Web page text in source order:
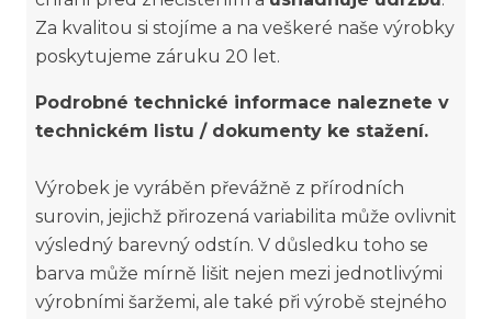
Za kvalitou si stojíme a na veškeré naše výrobky
poskytujeme záruku 20 let.
Podrobné technické informace naleznete v
technickém listu / dokumenty ke stažení.
Výrobek je vyráběn převážně z přírodních
surovin, jejichž přirozená variabilita může ovlivnit
výsledný barevný odstín. V důsledku toho se
barva může mírně lišit nejen mezi jednotlivými
výrobními šaržemi, ale také při výrobě stejného